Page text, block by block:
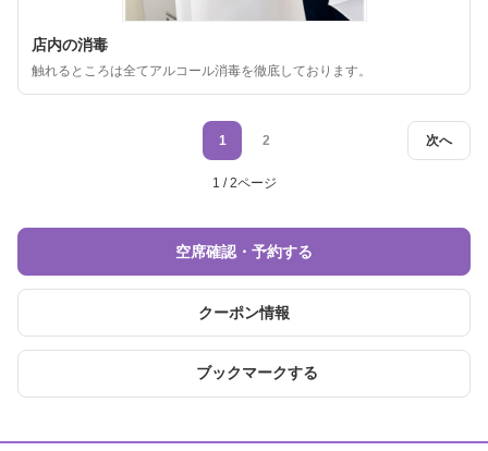
店内の消毒
触れるところは全てアルコール消毒を徹底しております。
次へ
1 2
1 / 2ページ
空席確認・予約する
クーポン情報
ブックマークする